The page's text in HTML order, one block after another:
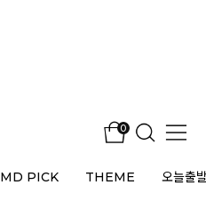
0
MD PICK THEME 오늘출